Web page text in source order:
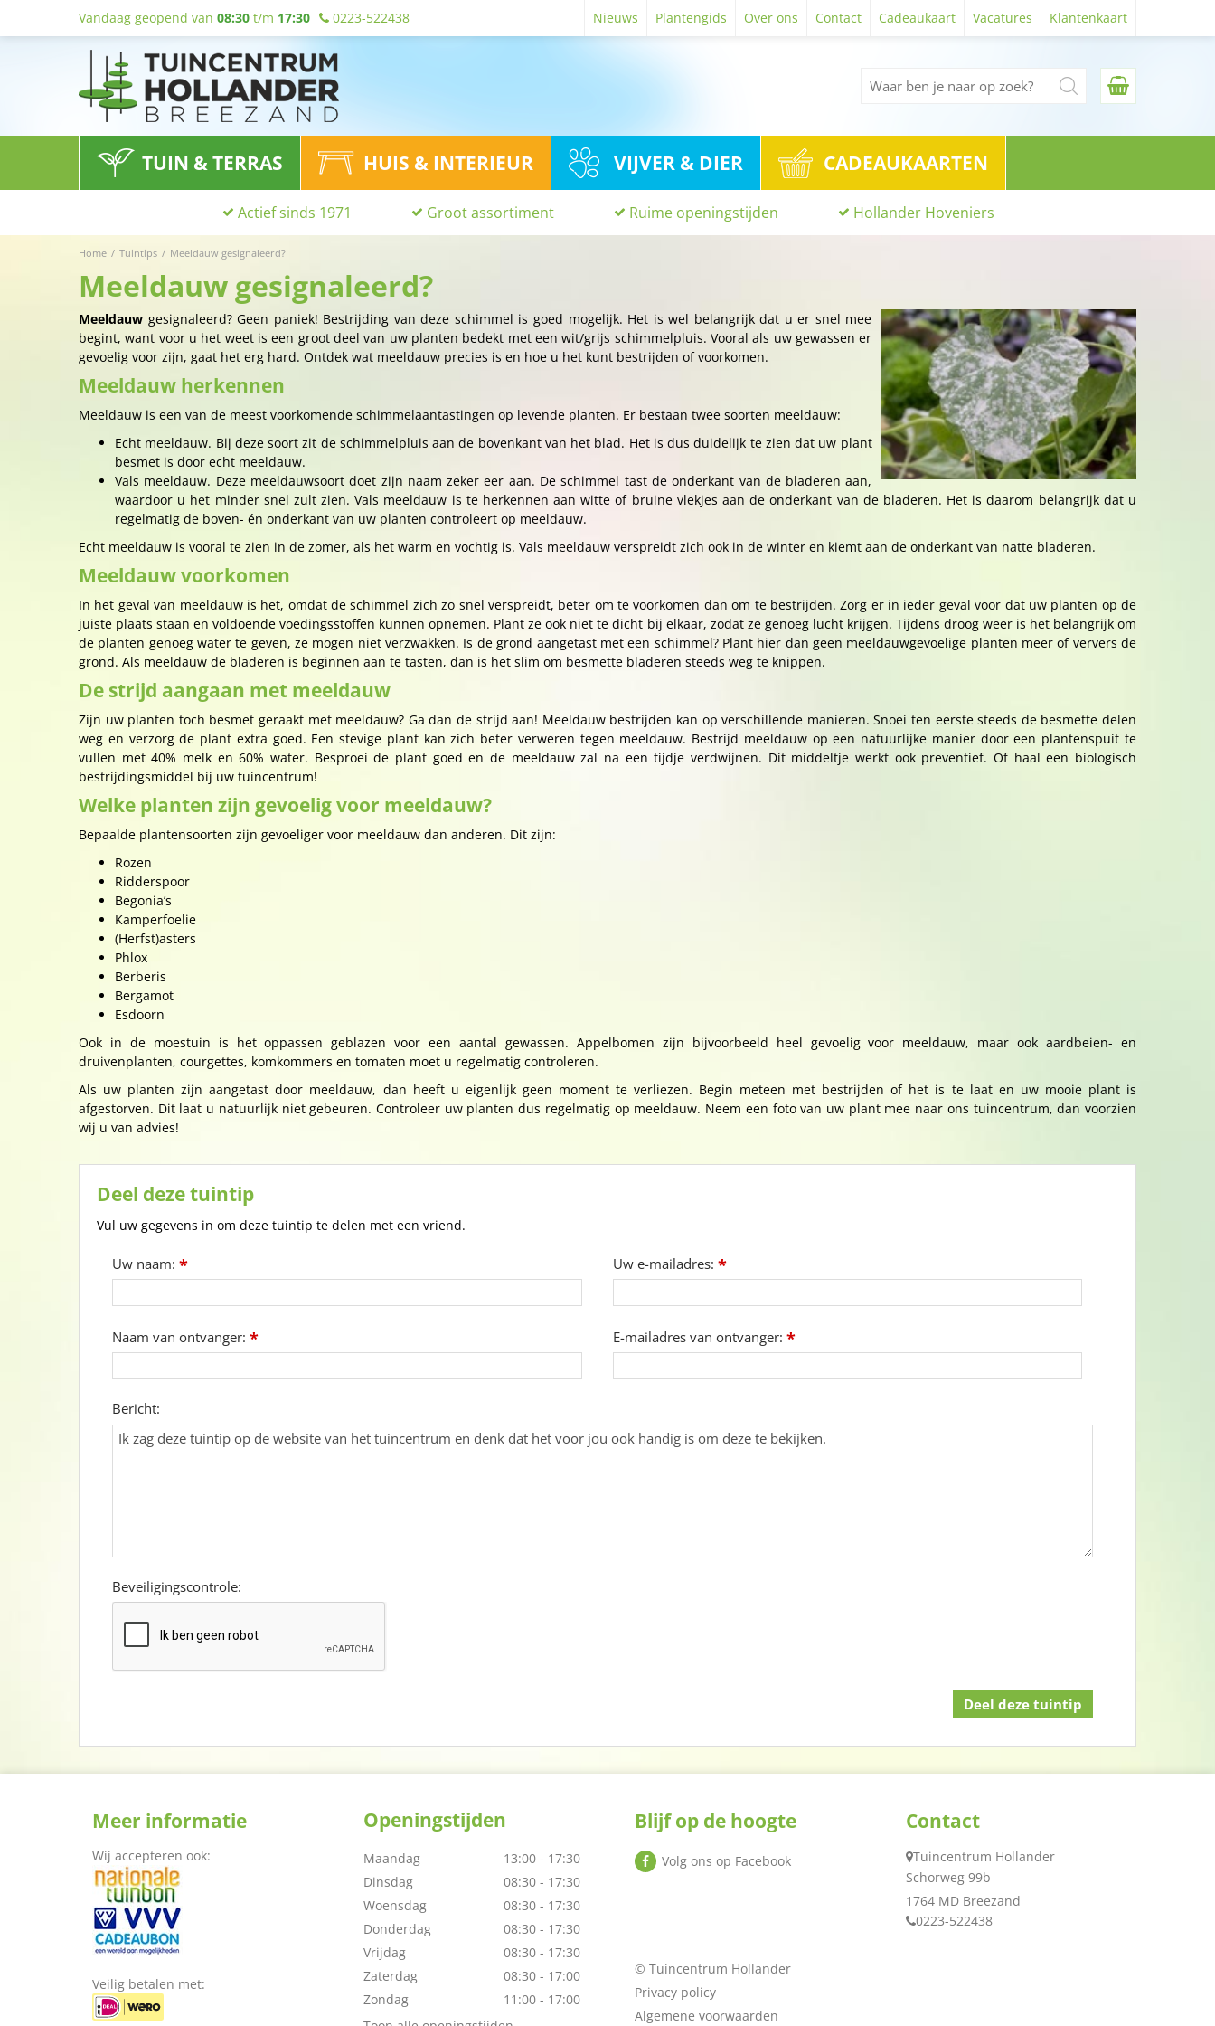
Home Tuintips Meeldauw gesignaleerd?
Vandaag geopend van 08:30 t/m 17:30 0223-522438 Nieuws Plantengids Over ons Contact Cadeaukaart Vacatures Klantenkaart
TUIN & TERRAS HUIS & INTERIEUR VIJVER & DIER CADEAUKAARTEN
Actief sinds 1971 Groot assortiment Ruime openingstijden Hollander Hoveniers
Meeldauw gesignaleerd?
Meeldauw gesignaleerd? Geen paniek! Bestrijding van deze schimmel is goed mogelijk. Het is wel belangrijk dat u er snel mee
begint, want voor u het weet is een groot deel van uw planten bedekt met een wit/grijs schimmelpluis. Vooral als uw gewassen er
gevoelig voor zijn, gaat het erg hard. Ontdek wat meeldauw precies is en hoe u het kunt bestrijden of voorkomen.
Meeldauw herkennen
Meeldauw is een van de meest voorkomende schimmelaantastingen op levende planten. Er bestaan twee soorten meeldauw:
Echt meeldauw. Bij deze soort zit de schimmelpluis aan de bovenkant van het blad. Het is dus duidelijk te zien dat uw plant
besmet is door echt meeldauw.
Vals meeldauw. Deze meeldauwsoort doet zijn naam zeker eer aan. De schimmel tast de onderkant van de bladeren aan,
waardoor u het minder snel zult zien. Vals meeldauw is te herkennen aan witte of bruine vlekjes aan de onderkant van de bladeren. Het is daarom belangrijk dat u
regelmatig de boven- én onderkant van uw planten controleert op meeldauw.
Echt meeldauw is vooral te zien in de zomer, als het warm en vochtig is. Vals meeldauw verspreidt zich ook in de winter en kiemt aan de onderkant van natte bladeren.
Meeldauw voorkomen
In het geval van meeldauw is het, omdat de schimmel zich zo snel verspreidt, beter om te voorkomen dan om te bestrijden. Zorg er in ieder geval voor dat uw planten op de
juiste plaats staan en voldoende voedingsstoffen kunnen opnemen. Plant ze ook niet te dicht bij elkaar, zodat ze genoeg lucht krijgen. Tijdens droog weer is het belangrijk om
de planten genoeg water te geven, ze mogen niet verzwakken. Is de grond aangetast met een schimmel? Plant hier dan geen meeldauwgevoelige planten meer of ververs de
grond. Als meeldauw de bladeren is beginnen aan te tasten, dan is het slim om besmette bladeren steeds weg te knippen.
De strijd aangaan met meeldauw
Zijn uw planten toch besmet geraakt met meeldauw? Ga dan de strijd aan! Meeldauw bestrijden kan op verschillende manieren. Snoei ten eerste steeds de besmette delen
weg en verzorg de plant extra goed. Een stevige plant kan zich beter verweren tegen meeldauw. Bestrijd meeldauw op een natuurlijke manier door een plantenspuit te
vullen met 40% melk en 60% water. Besproei de plant goed en de meeldauw zal na een tijdje verdwijnen. Dit middeltje werkt ook preventief. Of haal een biologisch
bestrijdingsmiddel bij uw tuincentrum!
Welke planten zijn gevoelig voor meeldauw?
Bepaalde plantensoorten zijn gevoeliger voor meeldauw dan anderen. Dit zijn:
Rozen
Ridderspoor
Begonia’s
Kamperfoelie
(Herfst)asters
Phlox
Berberis
Bergamot
Esdoorn
Ook in de moestuin is het oppassen geblazen voor een aantal gewassen. Appelbomen zijn bijvoorbeeld heel gevoelig voor meeldauw, maar ook aardbeien- en
druivenplanten, courgettes, komkommers en tomaten moet u regelmatig controleren.
Als uw planten zijn aangetast door meeldauw, dan heeft u eigenlijk geen moment te verliezen. Begin meteen met bestrijden of het is te laat en uw mooie plant is
afgestorven. Dit laat u natuurlijk niet gebeuren. Controleer uw planten dus regelmatig op meeldauw. Neem een foto van uw plant mee naar ons tuincentrum, dan voorzien
wij u van advies!
Deel deze tuintip
Vul uw gegevens in om deze tuintip te delen met een vriend.
Uw naam: * Uw e-mailadres: *
Naam van ontvanger: * E-mailadres van ontvanger: *
Bericht:
Beveiligingscontrole:
Meer informatie
Wij accepteren ook:
Veilig betalen met:
Openingstijden
Maandag
13:00 - 17:30
Dinsdag
08:30 - 17:30
Woensdag
08:30 - 17:30
Donderdag
08:30 - 17:30
Vrijdag
08:30 - 17:30
Zaterdag
08:30 - 17:00
Zondag
11:00 - 17:00
Blijf op de hoogte
Volg ons op Facebook
Contact
Tuincentrum Hollander
Schorweg 99b
1764 MD Breezand
0223-522438
© Tuincentrum Hollander
Privacy policy
Algemene voorwaarden